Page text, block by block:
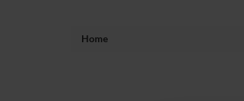
Home